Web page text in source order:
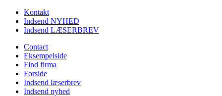
Kontakt
Indsend NYHED
Indsend LÆSERBREV
Contact
Eksempelside
Find firma
Forside
Indsend læserbrev
Indsend nyhed